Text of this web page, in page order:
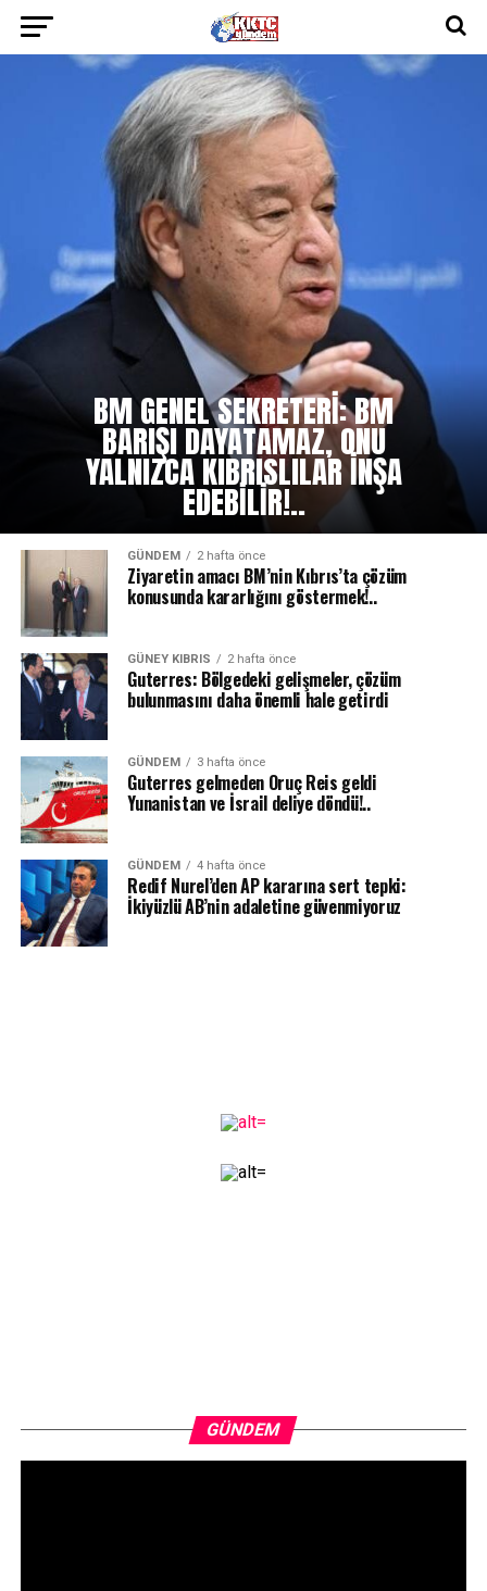
BM GENEL SEKRETERI: BM
BARIŞI DAYATAMAZ, ONU
YALNIZCA KIBRISLILAR INŞA
EDEBILIR!..
GÜNDEM 2 hafta önce
Ziyaretin amacı BM’nin Kıbrıs’ta çözüm
konusunda kararlığını göstermek!..
GÜNEY KIBRIS 2 hafta önce
Guterres: Bölgedeki gelişmeler, çözüm
bulunmasını daha önemli hale getirdi
GÜNDEM 3 hafta önce
Guterres gelmeden Oruç Reis geldi
Yunanistan ve İsrail deliye döndü!..
GÜNDEM 4 hafta önce
Redif Nurel’den AP kararına sert tepki:
İkiyüzlü AB’nin adaletine güvenmiyoruz
GÜNDEM